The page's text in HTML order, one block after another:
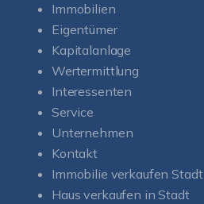
Immobilien
Eigentümer
Kapitalanlage
Wertermittlung
Interessenten
Service
Unternehmen
Kontakt
Immobilie verkaufen Stadt
Haus verkaufen in Stadt